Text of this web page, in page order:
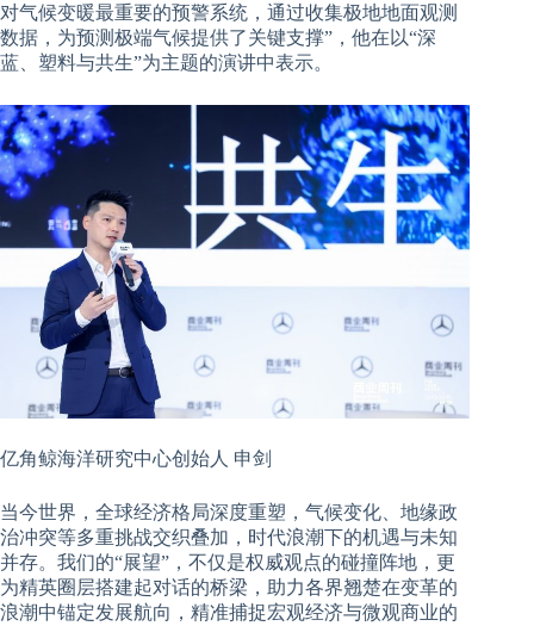
对气候变暖最重要的预警系统，通过收集极地地面观测
数据，为预测极端气候提供了关键支撑”，他在以“深
蓝、塑料与共生”为主题的演讲中表示。
亿角鲸海洋研究中心创始人 申剑
当今世界，全球经济格局深度重塑，气候变化、地缘政
治冲突等多重挑战交织叠加，时代浪潮下的机遇与未知
并存。我们的“展望”，不仅是权威观点的碰撞阵地，更
为精英圈层搭建起对话的桥梁，助力各界翘楚在变革的
浪潮中锚定发展航向，精准捕捉宏观经济与微观商业的